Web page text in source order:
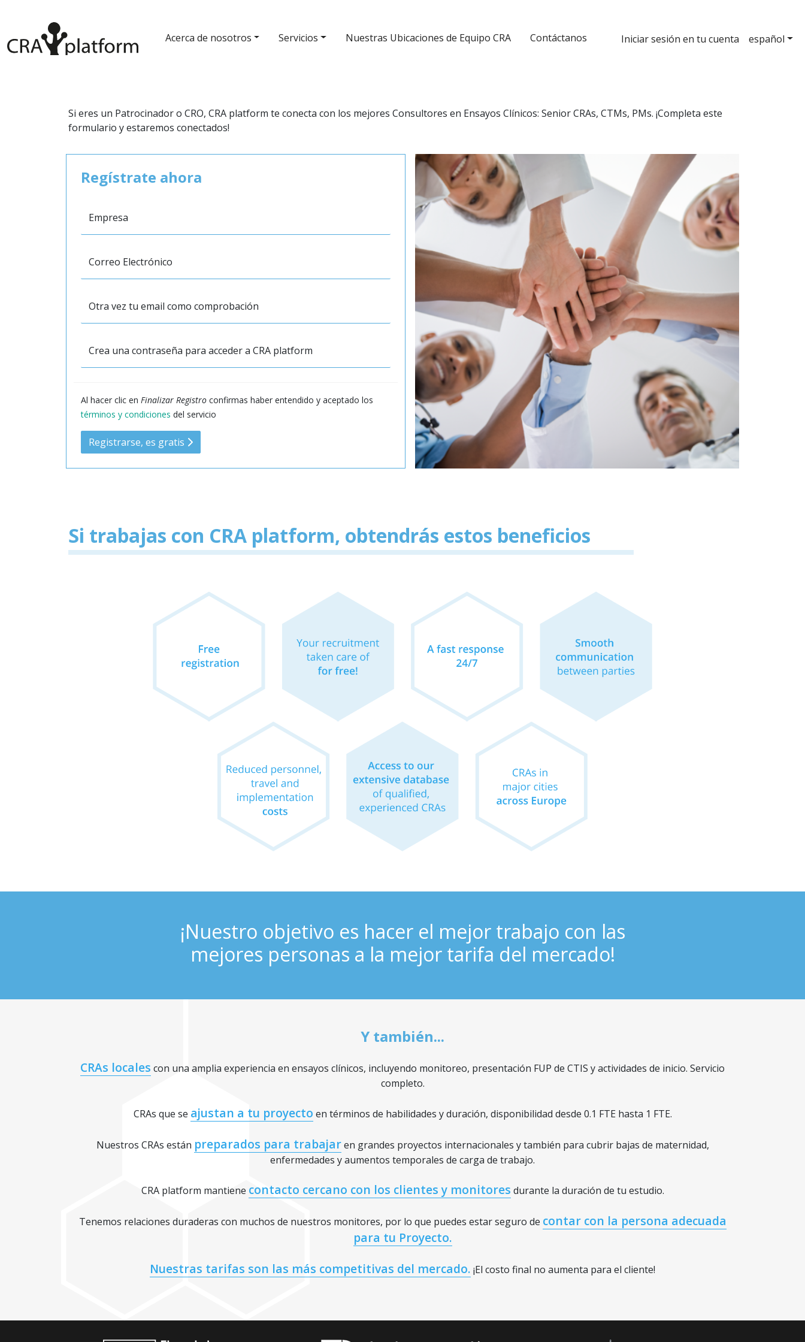
Acerca de nosotros Servicios Nuestras Ubicaciones de Equipo CRA Contáctanos Iniciar sesión en tu cuenta español
Si eres un Patrocinador o CRO, CRA platform te conecta con los mejores Consultores en Ensayos Clínicos: Senior CRAs, CTMs, PMs. ¡Completa este
formulario y estaremos conectados!
Regístrate ahora
Empresa
Correo Electrónico
Otra vez tu email como comprobación
Crea una contraseña para acceder a CRA platform
Al hacer clic en Finalizar Registro confirmas haber entendido y aceptado los
términos y condiciones del servicio
Registrarse, es gratis
Si trabajas con CRA platform, obtendrás estos beneficios
¡Nuestro objetivo es hacer el mejor trabajo con las
mejores personas a la mejor tarifa del mercado!
Y también...
CRAs locales con una amplia experiencia en ensayos clínicos, incluyendo monitoreo, presentación FUP de CTIS y actividades de inicio. Servicio
completo.
CRAs que se ajustan a tu proyecto en términos de habilidades y duración, disponibilidad desde 0.1 FTE hasta 1 FTE.
Nuestros CRAs están preparados para trabajaren grandes proyectos internacionales y también para cubrir bajas de maternidad,
enfermedades y aumentos temporales de carga de trabajo.
CRA platform mantiene contacto cercano con los clientes y monitores durante la duración de tu estudio.
Tenemos relaciones duraderas con muchos de nuestros monitores, por lo que puedes estar seguro de contar con la persona adecuada
para tu Proyecto.
Nuestras tarifas son las más competitivas del mercado. ¡El costo final no aumenta para el cliente!